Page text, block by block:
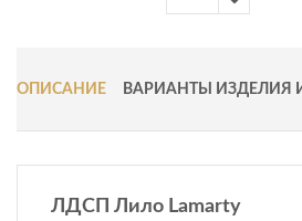
ОПИСАНИЕ ВАРИАНТЫ ИЗДЕЛИЯ
ЛДСП Лило Lamarty